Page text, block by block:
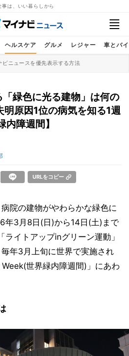
事は、いい暮らしから
ヘルスケア グルメ レジャー 車とバ
ニュースを優先表示する方法
緑色に光る建物」は何の
明原因1位の病気を知る1週
内障週間】
URLをコピー
院の建物がやわらかな緑色に
3月8日(日)から14日(土)まで
ライトアップinグリーン運動」
年3月上旬に世界で実施され
世界緑内障週間)」にあわ